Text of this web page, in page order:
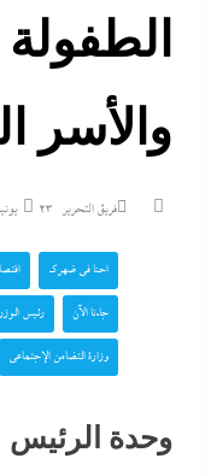
والأسر
فريق التحرير 23 يونيو، 2026
احنا في ضهرك
جاءنا الآن رئيس
وزارة التضامن الإجتماعي
وحدة الرئيس